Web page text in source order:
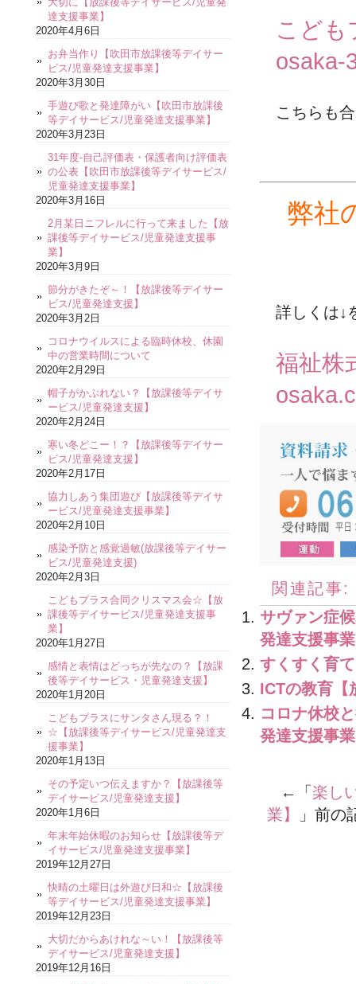
こど
osaka-
こちらも
弊社
詳しくは↓
福祉株
関連記事:
サヴァン症
発達支援事
すくすく育
ICTの教育【
コロナ休校
発達支援事
←「 楽し
業】
」前
達支援事業】
2020年4月6日
お弁当作り【吹田市放課後等デイサー
ビス/児童発達支援事業】
2020年3月30日
手遊び歌と発達障がい【吹田市放課後
等デイサービス/児童発達支援事業】
2020年3月23日
31年度-自己評価表・保護者向け評価表
の公表【吹田市放課後等デイサービス/
児童発達支援事業】
2020年3月16日
2月某日ニフレルに行って来ました【放
課後等デイサービス/児童発達支援事
業】
2020年3月9日
節分がきたぞ～！【放課後等デイサー
ビス/児童発達支援】
2020年3月2日
コロナウイルスによる臨時休校、休園
中の営業時間について
2020年2月29日
帽子がかぶれない？【放課後等デイサ
ービス/児童発達支援】
2020年2月24日
寒い冬どこー！？【放課後等デイサー
ビス/児童発達支援】
2020年2月17日
協力しあう集団遊び【放課後等デイサ
ービス/児童発達支援事業】
2020年2月10日
感染予防と感覚過敏(放課後等デイサー
ビス/児童発達支援)
2020年2月3日
こどもプラス合同クリスマス会☆【放
課後等デイサービス/児童発達支援事
業】
2020年1月27日
感情と表情はどっちが先なの？【放課
後等デイサービス・児童発達支援】
2020年1月20日
こどもプラスにサンタさん現る？！
☆【放課後等デイサービス/児童発達支
援事業】
2020年1月13日
その予定いつ伝えますか？【放課後等
デイサービス/児童発達支援】
2020年1月6日
年末年始休暇のお知らせ【放課後等デ
イサービス/児童発達支援事業】
2019年12月27日
快晴の土曜日は外遊び日和☆【放課後
等デイサービス/児童発達支援事業】
2019年12月23日
大切だからあけれな～い！【放課後等
デイサービス/児童発達支援】
2019年12月16日